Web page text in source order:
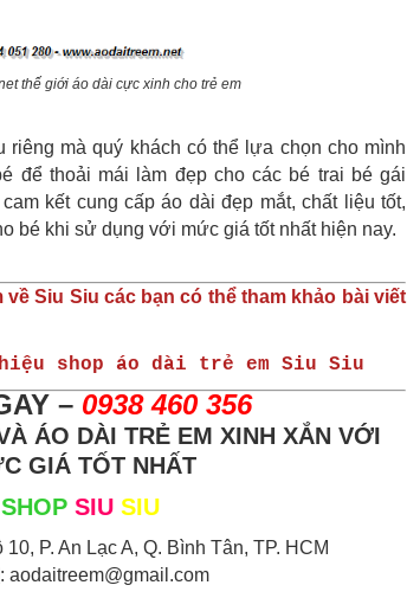
thế giới áo dài cực xinh cho trẻ em
riêng mà quý khách có thể lựa chọn cho mình
để thoải mái làm đẹp cho các bé trai bé gái
cam kết cung cấp áo dài đẹp mắt, chất liệu tốt,
bé khi sử dụng với mức giá tốt nhất hiện nay.
về Siu Siu các bạn có thể tham khảo bài viết
shop áo dài trẻ em Siu Siu
– 0938 460 356
ÁO DÀI TRẺ EM XINH XẮN VỚI
GIÁ TỐT NHẤT
SHOP SIU SIU
10, P. An Lạc A, Q. Bình Tân, TP. HCM
: aodaitreem@gmail.com